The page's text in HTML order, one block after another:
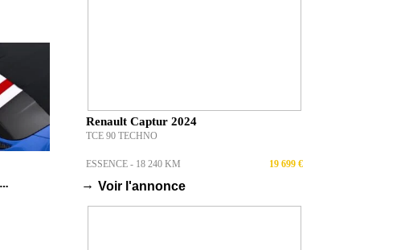
Renault Captur 2024
TCE 90 TECHNO
ESSENCE - 18 240 KM 19 699 €
→ Voir l'annonce